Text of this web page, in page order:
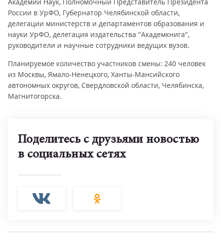
России в УрФО, Губернатор Челябинской области,
делегации министерств и департаментов образования и
науки УрФО, делегация издательства "Академкнига",
руководители и научные сотрудники ведущих вузов.
Планируемое количество участников смены: 240 человек
из Москвы, Ямало-Ненецкого, Ханты-Мансийского
автономных округов, Свердловской области, Челябинска,
Магнитогорска.
Поделитесь с друзьями новостью
в социальных сетях